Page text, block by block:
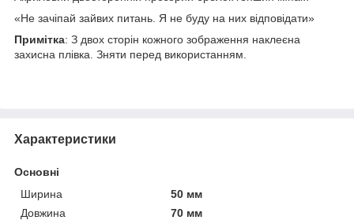
«Не зачіпай зайвих питань. Я не буду на них відповідати»
Примітка: З двох сторін кожного зображення наклеєна
захисна плівка. Зняти перед використанням.
Характеристики
Основні
Ширина
50 мм
Довжина
70 мм